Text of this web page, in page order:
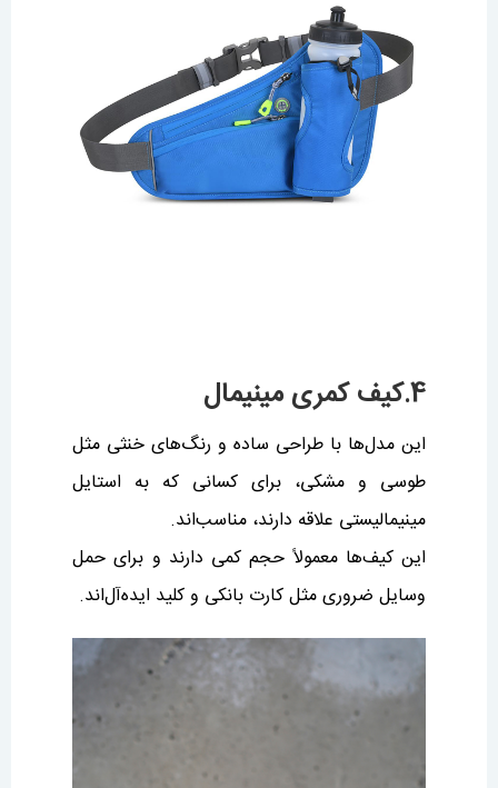
4.کیف کمری مینیمال
این مدل‌ها با طراحی ساده و رنگ‌های خنثی مثل
طوسی و مشکی، برای کسانی که به استایل
مینیمالیستی علاقه دارند، مناسب‌اند.
این کیف‌ها معمولاً حجم کمی دارند و برای حمل
وسایل ضروری مثل کارت بانکی و کلید ایده‌آل‌اند.